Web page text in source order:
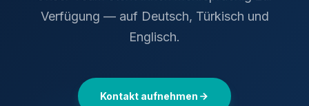
Verfügung — auf Deutsch, Türkisch und
Englisch.
Kontakt aufnehmen